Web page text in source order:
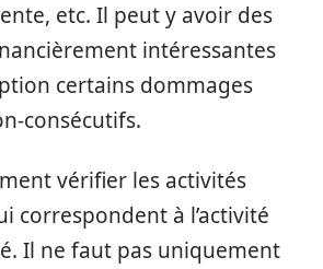
etc. Il peut y avoir des
intéressantes
certains dommages
consécutifs.
vérifier les activités
correspondent à l’activité
Il ne faut pas uniquement